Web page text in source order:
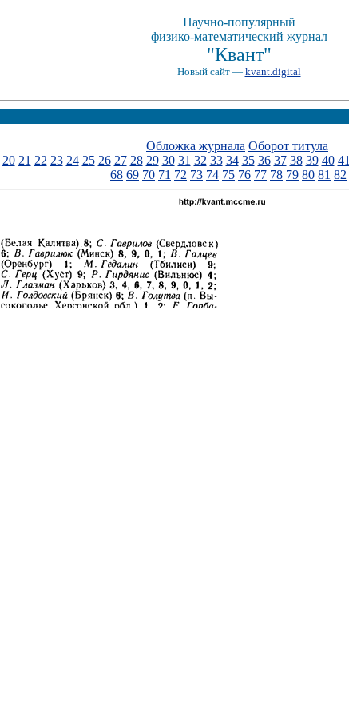
Научно-популярный
физико-математический журнал
"Квант"
Новый сайт — kvant.digital
Обложка журнала Оборот титула
20 21 22 23 24 25 26 27 28 29 30 31 32 33 34 35 36 37 38 39 40 41
68 69 70 71 72 73 74 75 76 77 78 79 80 81 82